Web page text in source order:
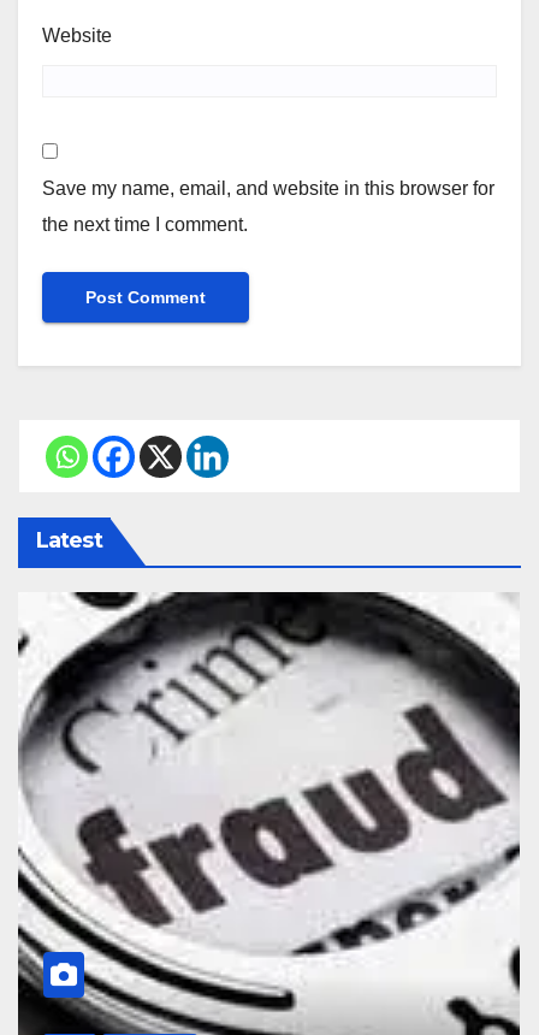
Website
Save my name, email, and website in this browser for
the next time I comment.
Latest